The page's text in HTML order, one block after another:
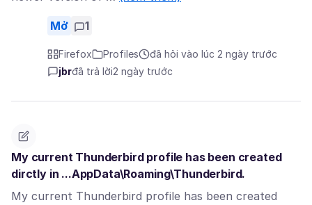
Mở 1
Firefox Profiles
đã hỏi vào lúc 2 ngày trước
jbrđã trả lời2 ngày trước
My current Thunderbird profile has been created
dirctly in ...AppData\Roaming\Thunderbird.
My current Thunderbird profile has been created